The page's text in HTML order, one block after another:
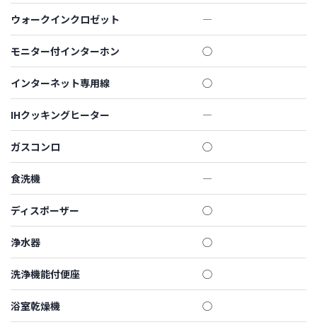
ウォークインクロゼット ―
モニター付インターホン ◯
インターネット専用線 ◯
IHクッキングヒーター ―
ガスコンロ ◯
食洗機 ―
ディスポーザー ◯
浄水器 ◯
洗浄機能付便座 ◯
浴室乾燥機 ◯